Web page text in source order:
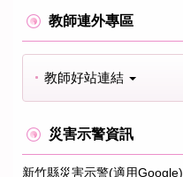
教師連外專區
教師好站連結
災害示警資訊
新竹縣災害示警(適用Google)